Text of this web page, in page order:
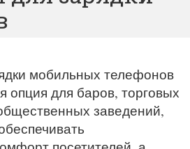
мобильных телефонов
опция для баров, торговых
заведений,